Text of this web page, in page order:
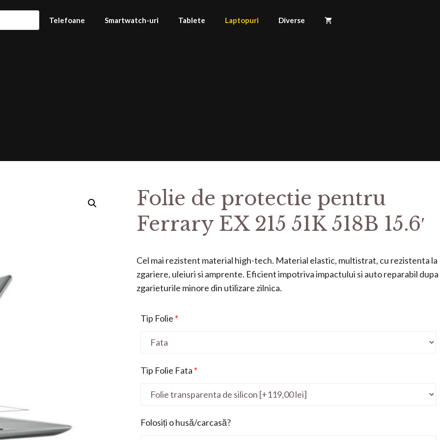
Telefoane Smartwatch-uri Tablete Laptopuri Diverse
Folie de protectie pentru
Ferrary EX 215 51K 518B 15.6′
Cel mai rezistent material high-tech. Material elastic, multistrat, cu rezistenta la
zgariere, uleiuri si amprente. Eficient impotriva impactului si auto reparabil dupa
zgarieturile minore din utilizare zilnica.
Tip Folie *
Tip Folie Fata *
Folosiți o husă/carcasă?